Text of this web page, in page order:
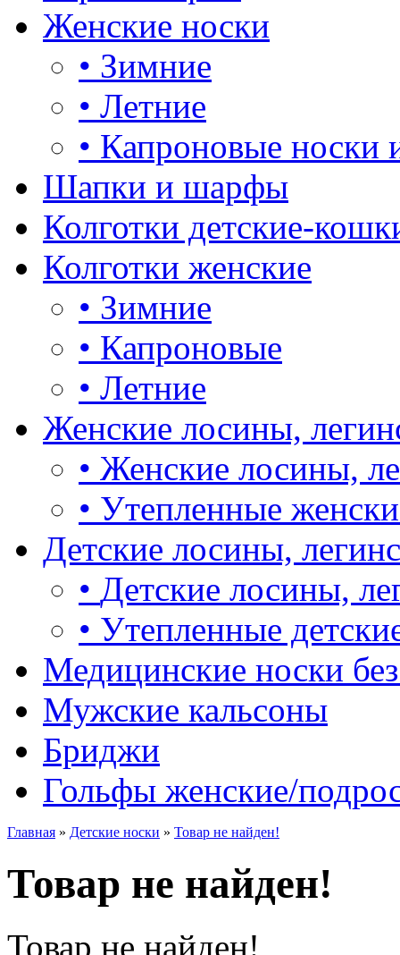
Женские носки
• Зимние
• Летние
• Капроновые носки
Шапки и шарфы
Колготки детские-
Колготки женские
• Зимние
• Капроновые
• Летние
Женские лосины,
• Женские лосины,
• Утепленные
Детские лосины,
• Детские лосины,
• Утепленные
Медицинские носки
Мужские кальсоны
Бриджи
Гольфы женские/
Главная » Детские носки » Товар не найден!
Товар не найден!
Товар не найден!